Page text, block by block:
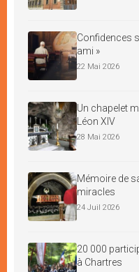
Confidences
ami »
22 Mai 2026
Un chapelet
Léon XIV
28 Mai 2026
Mémoire de
miracles
24 Juil 2026
20 000
à Chartres